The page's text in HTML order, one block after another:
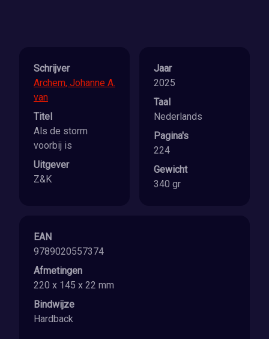
Schrijver
Archem, Johanne A.
van
Titel
Als de storm
voorbij is
Uitgever
Z&K
Jaar
2025
Taal
Nederlands
Pagina's
224
Gewicht
340 gr
EAN
9789020557374
Afmetingen
220 x 145 x 22 mm
Bindwijze
Hardback